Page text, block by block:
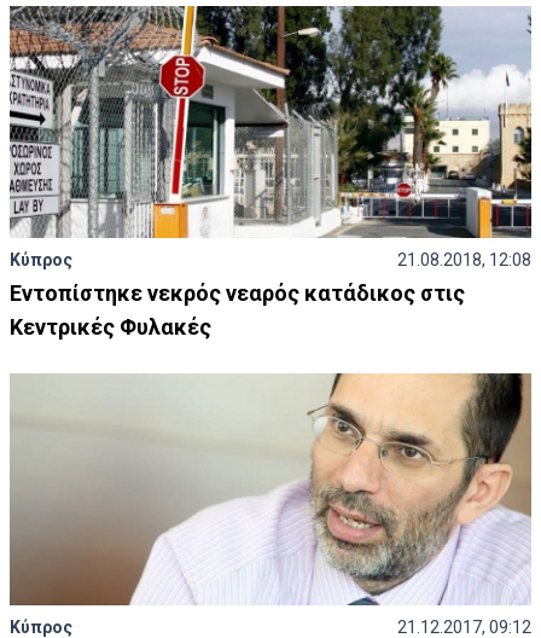
Κύπρος 21.08.2018, 12:08
Εντοπίστηκε νεκρός νεαρός κατάδικος στις
Κεντρικές Φυλακές
Κύπρος 21.12.2017, 09:12